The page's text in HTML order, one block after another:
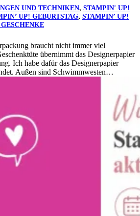
UND TECHNIKEN, STAMPIN' UP!
UP! GEBURTSTAG, STAMPIN’ UP!
braucht nicht immer viel
übernimmt das Designerpapier
Ich habe dafür das Designerpapier
Außen sind Schwimmwesten…